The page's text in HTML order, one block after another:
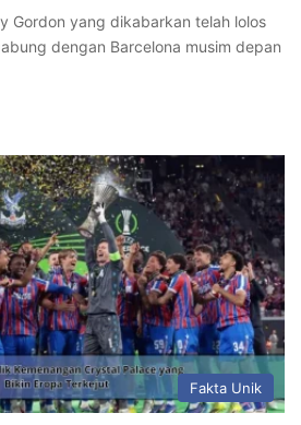
Gordon yang dikabarkan telah lolos
dengan Barcelona musim depan
Fakta Unik